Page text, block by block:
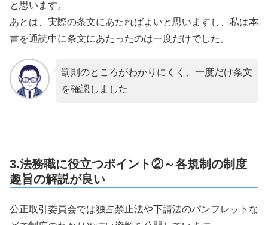
と思います。
あとは、実際の条文にあたればよいと思いますし、私は本
書を通読中に条文にあたったのは一度だけでした。
罰則のところがわかりにくく、一度だけ条文
を確認しました
3.法務職に役立つポイント②～各規制の制度
趣旨の解説が良い
公正取引委員会では独占禁止法や下請法のパンフレットな